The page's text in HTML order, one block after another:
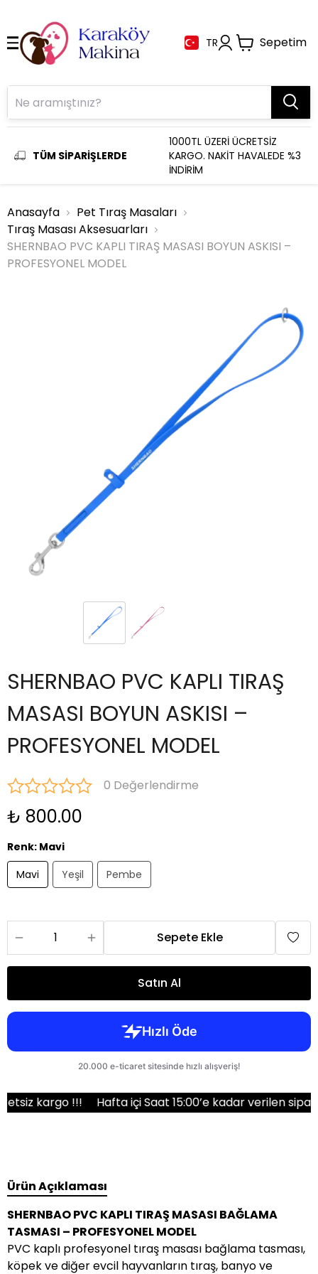
TR Sepetim
TÜM SİPARİŞLERDE
1000TL ÜZERİ ÜCRETSİZ
KARGO. NAKİT HAVALEDE %3
İNDİRİM
Anasayfa
Pet Tıraş Masaları
Tıraş Masası Aksesuarları
SHERNBAO PVC KAPLI TIRAŞ MASASI BOYUN ASKISI –
PROFESYONEL MODEL
SHERNBAO PVC KAPLI TIRAŞ
MASASI BOYUN ASKISI –
PROFESYONEL MODEL
0 Değerlendirme
₺ 800.00
Renk: Mavi
Mavi
Yeşil Pembe
Sepete Ekle
Satın Al
kargo !!! Hafta içi Saat 15:00’e kadar verilen siparişler
Ürün Açıklaması
SHERNBAO PVC KAPLI TIRAŞ MASASI BAĞLAMA
TASMASI – PROFESYONEL MODEL
PVC kaplı profesyonel tıraş masası bağlama tasması,
köpek ve diğer evcil hayvanların tıraş, banyo ve